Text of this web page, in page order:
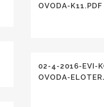
OVODA-K11.PDF
02-4-2016-EVI-
OVODA-